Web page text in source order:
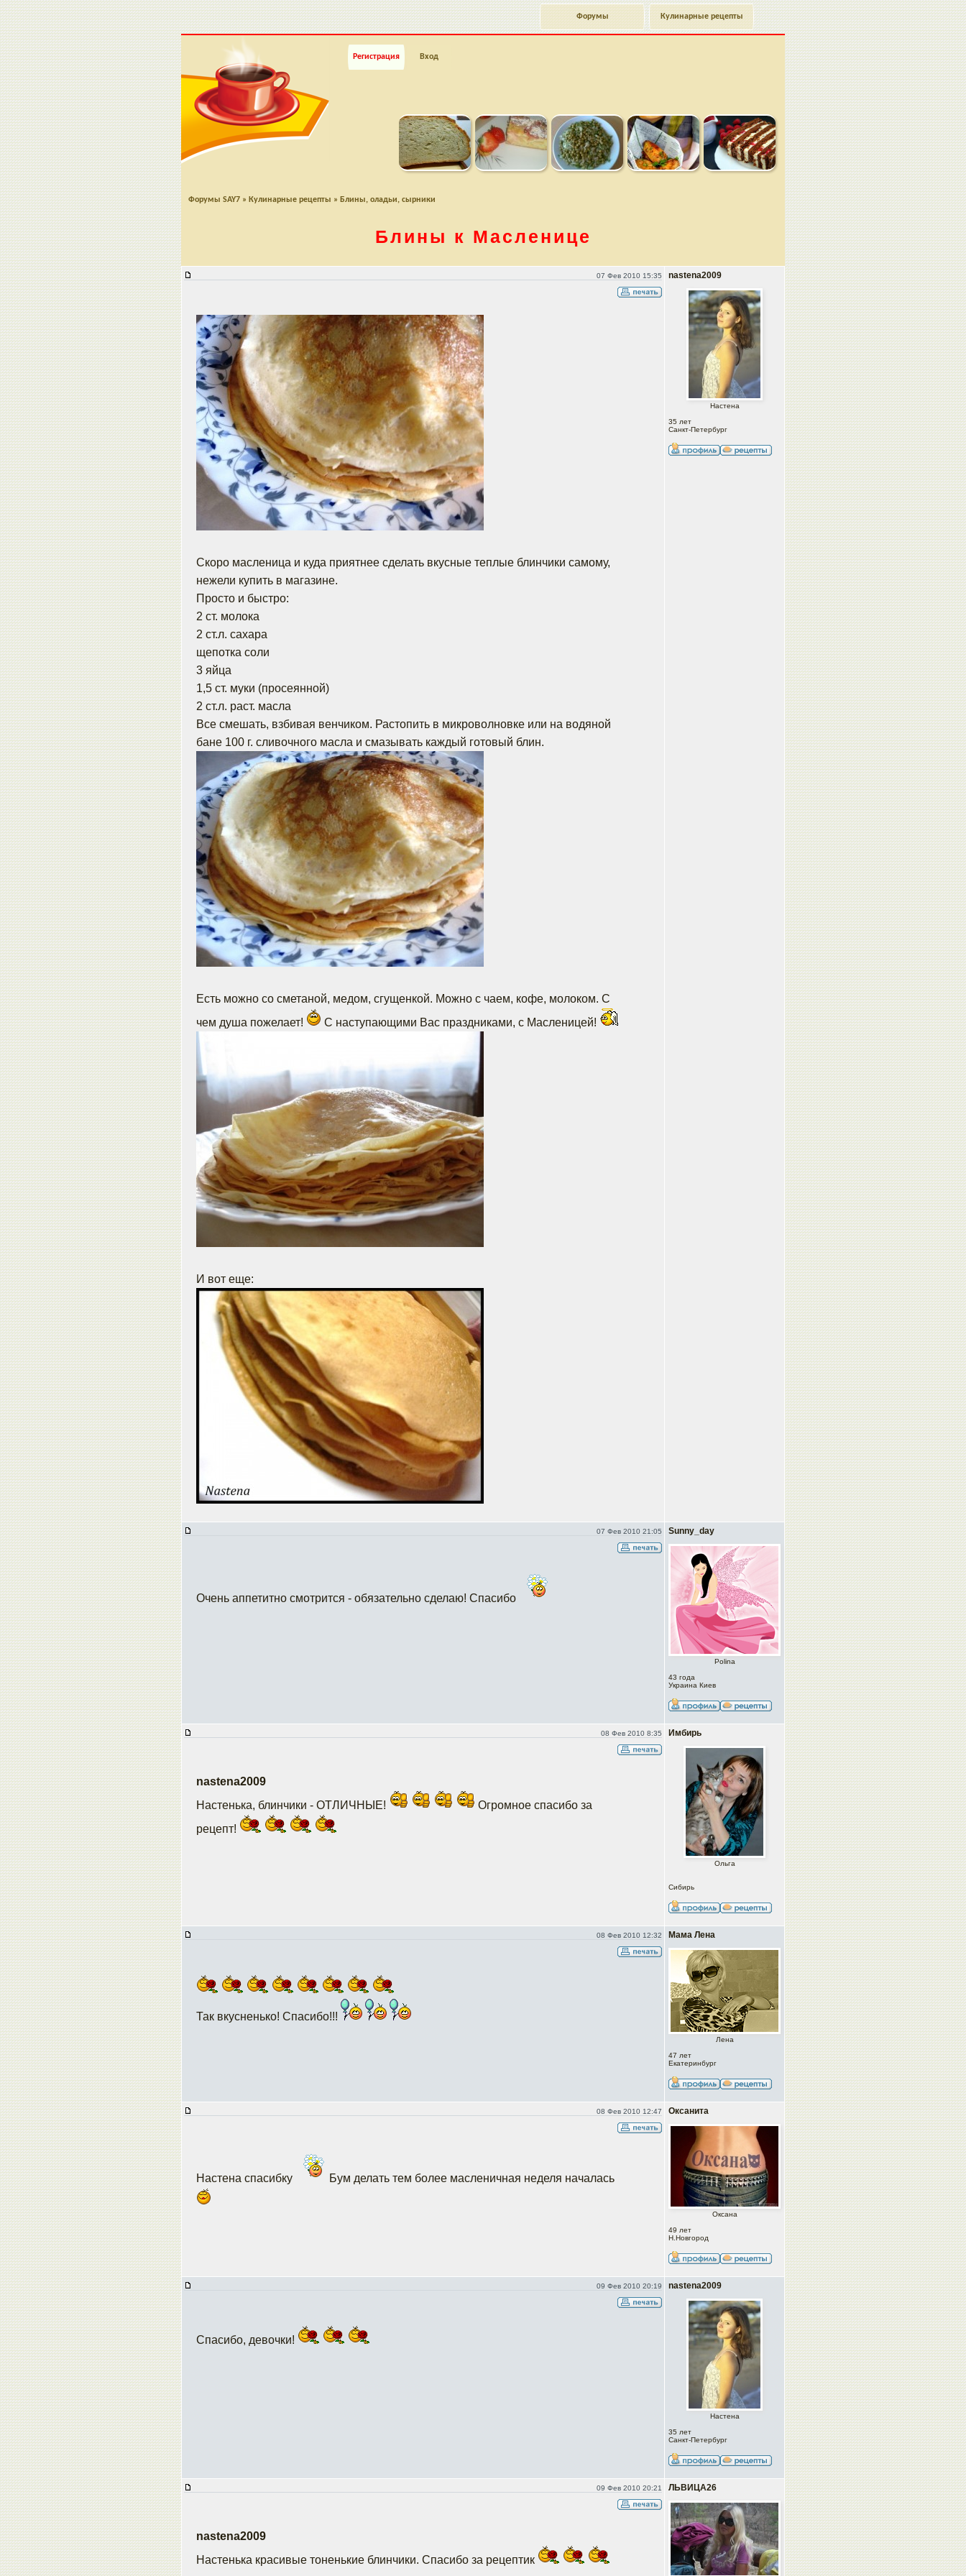
Кулинарные рецепты
Форумы
Регистрация Вход
Форумы SAY7 » Кулинарные рецепты » Блины, оладьи, сырники
Блины к Масленице
07 Фев 2010 15:35 nastena2009
Настена
35 лет
Санкт-Петербург
Скоро масленица и куда приятнее сделать вкусные теплые блинчики самому,
нежели купить в магазине.
Просто и быстро:
2 ст. молока
2 ст.л. сахара
щепотка соли
3 яйца
1,5 ст. муки (просеянной)
2 ст.л. раст. масла
Все смешать, взбивая венчиком. Растопить в микроволновке или на водяной
бане 100 г. сливочного масла и смазывать каждый готовый блин.
Есть можно со сметаной, медом, сгущенкой. Можно с чаем, кофе, молоком. С
чем душа пожелает!
С наступающими Вас праздниками, с Масленицей!
И вот еще:
07 Фев 2010 21:05 Sunny_day
Polina
43 года
Украина Киев
Очень аппетитно смотрится - обязательно сделаю! Спасибо
08 Фев 2010 8:35 Имбирь
Ольга
Сибирь
nastena2009
Настенька, блинчики - ОТЛИЧНЫЕ!
Огромное спасибо за
рецепт!
08 Фев 2010 12:32 Мама Лена
Лена
47 лет
Екатеринбург
Так вкусненько! Спасибо!!!
08 Фев 2010 12:47 Оксанита
Оксана
49 лет
Н.Новгород
Настена спасибку Бум делать тем более масленичная неделя началась
09 Фев 2010 20:19 nastena2009
Настена
35 лет
Санкт-Петербург
Спасибо, девочки!
09 Фев 2010 20:21 ЛЬВИЦА26
nastena2009
Настенька красивые тоненькие блинчики. Спасибо за рецептик